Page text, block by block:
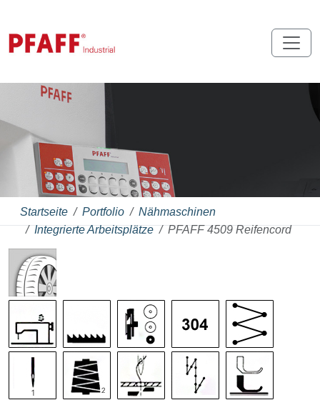
Startseite Portfolio
Nähmaschinen
Integrierte Arbeitsplätze
PFAFF 4509 Reifencord